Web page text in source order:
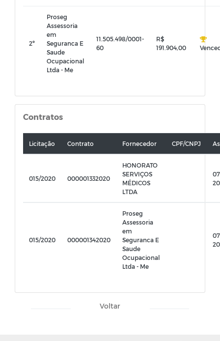
2º
Proseg
Assessoria
em
Seguranca E
Saude
Ocupacional
Ltda - Me
11.505.498/0001-
60
R$
191.904,00
Contratos
Licitação Contrato Fornecedor CPF/CNPJ
015/2020 000001332020
HONORATO
SERVIÇOS
MÉDICOS
LTDA
015/2020 000001342020
Proseg
Assessoria
em
Seguranca E
Saude
Ocupacional
Ltda - Me
Voltar